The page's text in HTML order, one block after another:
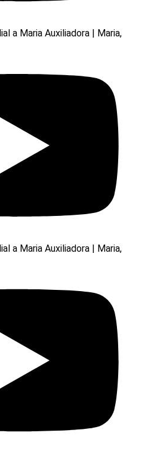
a Maria Auxiliadora | Maria,
a Maria Auxiliadora | Maria,